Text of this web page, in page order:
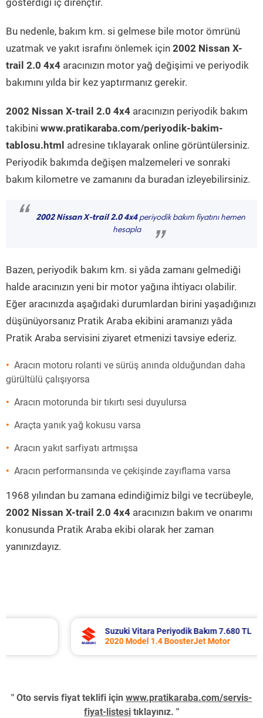
gösterdiği iç dirençtir.
Bu nedenle, bakım km. si gelmese bile motor ömrünü
uzatmak ve yakıt israfını önlemek için 2002 Nissan X-
trail 2.0 4x4 aracınızın motor yağ değişimi ve periyodik
bakımını yılda bir kez yaptırmanız gerekir.
2002 Nissan X-trail 2.0 4x4 aracınızın periyodik bakım
takibini www.pratikaraba.com/periyodik-bakim-
tablosu.html adresine tıklayarak online görüntülersiniz.
Periyodik bakımda değişen malzemeleri ve sonraki
bakım kilometre ve zamanını da buradan izleyebilirsiniz.
“ 2002 Nissan X-trail 2.0 4x4periyodik bakım fiyatını hemen
hesapla
”
Bazen, periyodik bakım km. si yâda zamanı gelmediği
halde aracınızın yeni bir motor yağına ihtiyacı olabilir.
Eğer aracınızda aşağıdaki durumlardan birini yaşadığınızı
düşünüyorsanız Pratik Araba ekibini aramanızı yâda
Pratik Araba servisini ziyaret etmenizi tavsiye ederiz.
Aracın motoru rolanti ve sürüş anında olduğundan daha
gürültülü çalışıyorsa
Aracın motorunda bir tıkırtı sesi duyulursa
Araçta yanık yağ kokusu varsa
Aracın yakıt sarfiyatı artmışsa
Aracın performansında ve çekişinde zayıflama varsa
1968 yılından bu zamana edindiğimiz bilgi ve tecrübeyle,
2002 Nissan X-trail 2.0 4x4 aracınızın bakım ve onarımı
konusunda Pratik Araba ekibi olarak her zaman
yanınızdayız.
Suzuki Vitara Periyodik Bakım 7.680 TL
2020 Model 1.4 BoosterJet Motor
" Oto servis fiyat teklifi için www.pratikaraba.com/servis-
fiyat-listesi tıklayınız. "